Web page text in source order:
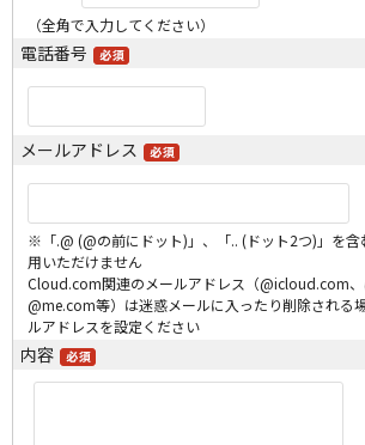
（全角で入力してください）
電話番号
メールアドレス
※「.@ (@の前にドット)」、「.. (ドット2つ)」を
用いただけません
Cloud.com関連のメールアドレス（@icloud.com、
@me.com等）は迷惑メールに入ったり削除される
ルアドレスを設定ください
内容